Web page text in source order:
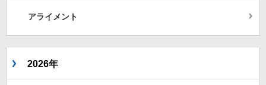
アライメント
2026年